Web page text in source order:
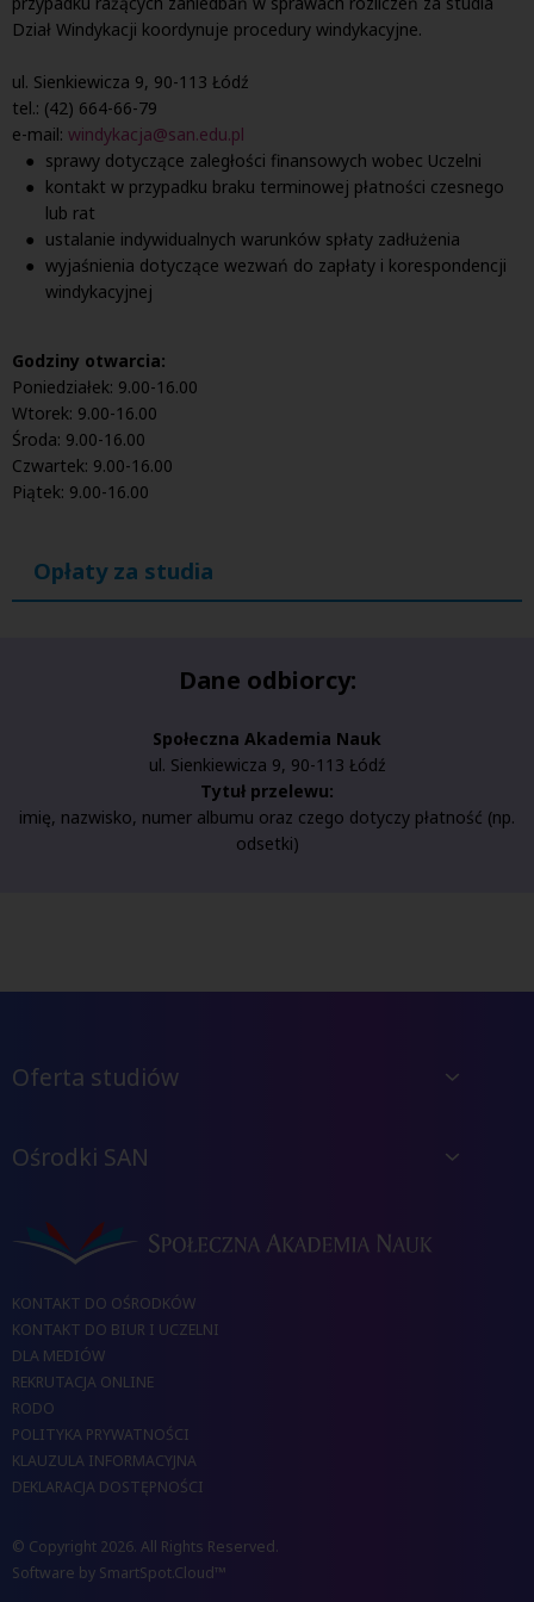
Dział Windykacji koordynuje procedury windykacyjne.
ul. Sienkiewicza 9, 90-113 Łódź
tel.: (42) 664-66-79
e-mail: windykacja@san.edu.pl
sprawy dotyczące zaległości finansowych wobec Uczelni
kontakt w przypadku braku terminowej płatności czesnego
lub rat
ustalanie indywidualnych warunków spłaty zadłużenia
wyjaśnienia dotyczące wezwań do zapłaty i korespondencji
windykacyjnej
Godziny otwarcia:
Poniedziałek: 9.00-16.00
Wtorek: 9.00-16.00
Środa: 9.00-16.00
Czwartek: 9.00-16.00
Piątek: 9.00-16.00
Opłaty za studia
Dane odbiorcy:
Społeczna Akademia Nauk
ul. Sienkiewicza 9, 90-113 Łódź
Tytuł przelewu:
imię, nazwisko, numer albumu oraz czego dotyczy płatność (np.
odsetki)
Oferta studiów
Ośrodki SAN
KONTAKT DO OŚRODKÓW
KONTAKT DO BIUR I UCZELNI
DLA MEDIÓW
REKRUTACJA ONLINE
RODO
POLITYKA PRYWATNOŚCI
KLAUZULA INFORMACYJNA
DEKLARACJA DOSTĘPNOŚCI
© Copyright 2026. All Rights Reserved.
Software by SmartSpot.Cloud™